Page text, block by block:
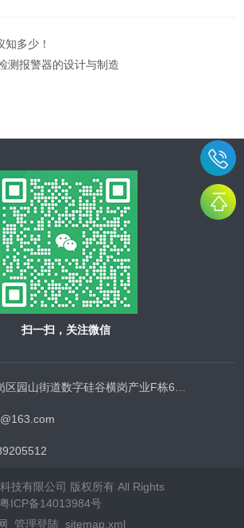
多少！
测报警器的设计与制造
扫一扫，关注微信
地址：深圳市龙岗区园山街道数字硅谷横岗产业F栋628-629
技有限公司 版权所有 All Rights
ICP备14013984号
管理登陆 sitemap.xml